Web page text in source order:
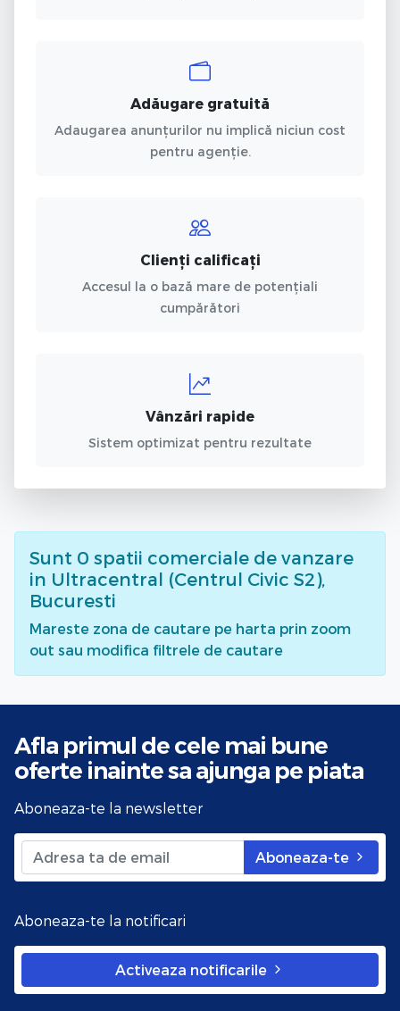
Adăugare gratuită
Adaugarea anunțurilor nu implică niciun cost
pentru agenție.
Clienți calificați
Accesul la o bază mare de potențiali
cumpărători
Vânzări rapide
Sistem optimizat pentru rezultate
Sunt 0 spatii comerciale de vanzare
in Ultracentral (Centrul Civic S2),
Bucuresti
Mareste zona de cautare pe harta prin zoom
out sau modifica filtrele de cautare
Afla primul de cele mai bune
oferte inainte sa ajunga pe piata
Aboneaza-te la newsletter
Aboneaza-te
Aboneaza-te la notificari
Activeaza notificarile